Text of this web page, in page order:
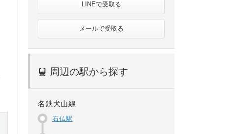
LINEで受取る
メールで受取る
周辺の駅から探す
名鉄犬山線
石仏駅